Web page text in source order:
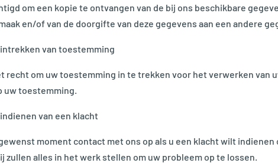
om een kopie te ontvangen van de bij ons beschikbare
en/of van de doorgifte van deze gegevens aan een andere
van toestemming
recht om uw toestemming in te trekken voor het verwerken van
uw toestemming.
van een klacht
moment contact met ons op als u een klacht wilt
zullen alles in het werk stellen om uw probleem op te lossen.